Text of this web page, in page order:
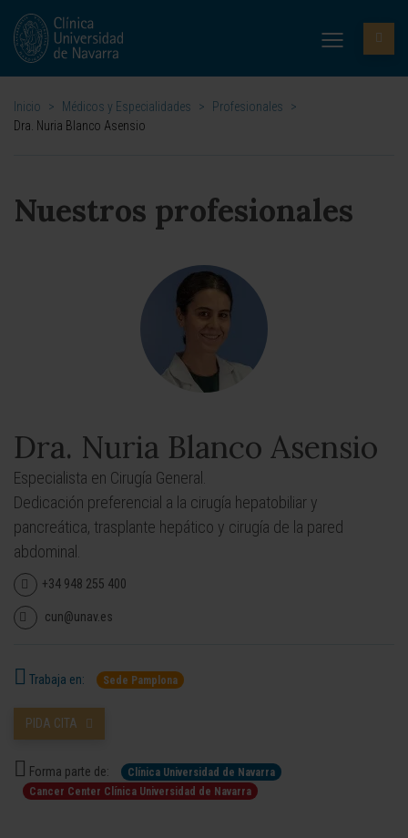
Inicio > Médicos y Especialidades > Profesionales
>
Dra. Nuria Blanco Asensio
Nuestros profesionales
Dra. Nuria Blanco Asensio
Especialista en Cirugía General.
Dedicación preferencial a la cirugía hepatobiliar y
pancreática, trasplante hepático y cirugía de la pared
abdominal.
+34 948 255 400
cun@unav.es
Trabaja en: Sede Pamplona
PIDA CITA
Forma parte de:
Clínica Universidad de Navarra
Cancer Center Clínica Universidad de Navarra